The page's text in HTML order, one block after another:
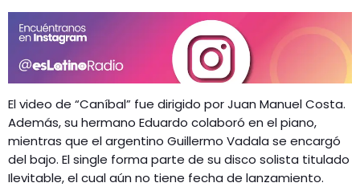
El video de “Caníbal” fue dirigido por Juan Manuel Costa.
Además, su hermano Eduardo colaboró en el piano,
mientras que el argentino Guillermo Vadala se encargó
del bajo. El single forma parte de su disco solista titulado
Ilevitable, el cual aún no tiene fecha de lanzamiento.